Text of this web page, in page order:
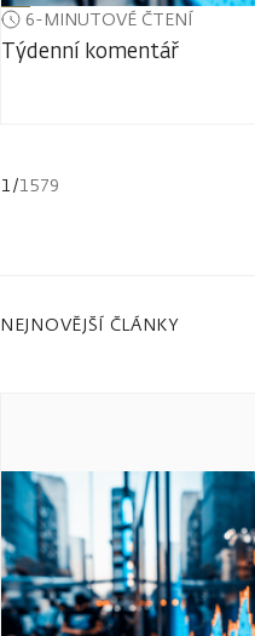
6-MINUTOVÉ ČTENÍ
Týdenní komentář
1/1579
NEJNOVĚJŠÍ ČLÁNKY